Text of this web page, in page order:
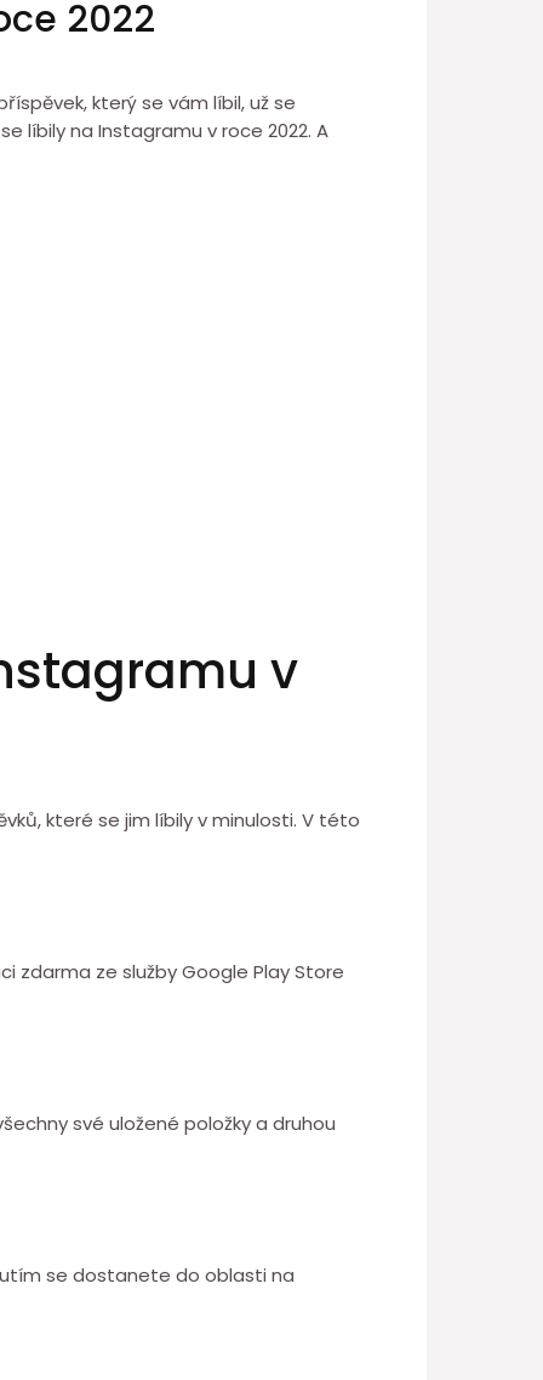
2022
který se vám líbil, už se
líbily na Instagramu v roce 2022. A
v
které se jim líbily v minulosti. V této
zdarma ze služby Google Play Store
své uložené položky a druhou
se dostanete do oblasti na